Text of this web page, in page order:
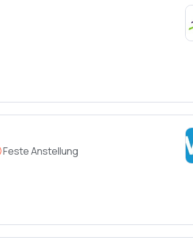
Feste Anstellung